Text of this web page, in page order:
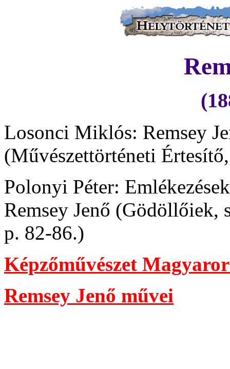
Losonci Miklós: Remsey
(Művészettörténeti
Polonyi Péter:
Remsey Jenő (Gödöllőiek,
p. 82-86.)
Képzőművészet
Remsey Jenő művei